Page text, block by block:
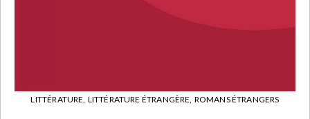
LITTÉRATURE, LITTÉRATURE ÉTRANGÈRE, ROMANS ÉTRANGERS